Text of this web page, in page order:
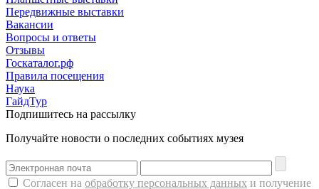
Передвижные выставки
Вакансии
Вопросы и ответы
Отзывы
Госкаталог.рф
Правила посещения
Наука
ГайдТур
Подпишитесь на рассылку
Получайте новости о последних событиях музея
Согласен на обработку персональных данных и получение